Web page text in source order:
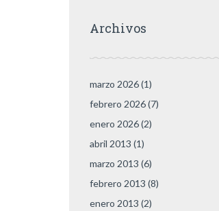
Archivos
marzo 2026(1)
febrero 2026(7)
enero 2026(2)
abril 2013 (1)
marzo 2013 (6)
febrero 2013 (8)
enero 2013 (2)